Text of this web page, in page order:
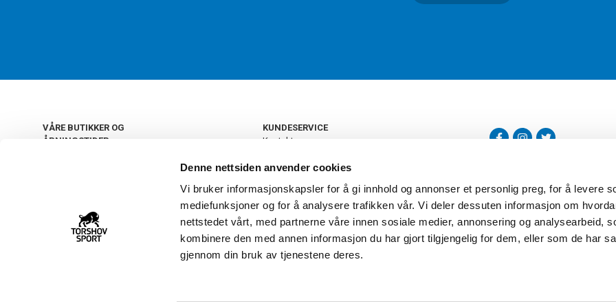
Denne nettsiden anvender cookies
Vi bruker informasjonskapsler for å gi innhold og annonser et personlig preg, for å levere
mediefunksjoner og for å analysere trafikken vår. Vi deler dessuten informasjon om
nettstedet vårt, med partnerne våre innen sosiale medier, annonsering og analysearbeid,
kombinere den med annen informasjon du har gjort tilgjengelig for dem, eller som de har
gjennom din bruk av tjenestene deres.
VÅRE BUTIKKER OG
ÅPNINGSTIDER
22 09 20 20
KUNDESERVICE
Kontakt oss
Retur og bytte
Personvern
Frakt og levering
Ledige stillinger
FAQ - Ofte stilte spørsmål
Åpenhetsloven
Torshov Sport har over 90 års
klubbhandel. Torshov Sport har
Drammen, Sandvika Storsenter